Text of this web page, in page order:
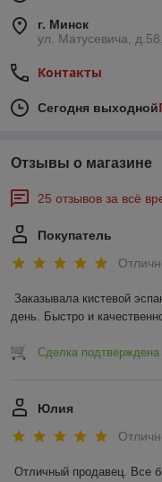
г. Минск
ул. Матусевича,
Контакты
Сегодня выходной
Отзывы о магазине
25 отзывов за всё
Покупатель
Заказывала кистевой
день. Быстро и
Сделка подтверждена
Юлия
Отличный продавец. Все